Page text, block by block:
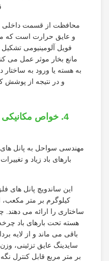
محافظت از قسمت داخلی پانل
و عایق حرارت است که
فویل آلومینیومی تشکیل
مانع بخار موثر عمل می کند و
به هسته یا ورود به ساختار
و در نتیجه از پوشش کلی
4. خواص مکانیکی و
مهندسی سواحل به پانل های دیوار
بارهای باد زیاد و تغییرات
کیلوگرم بر متر مکعب،
ساختاری را ارائه می دهند.
هسته تحت بارهای باد چرخه
باقی می ماند و از لایه
بر متر مربع قابل کنترل نگه